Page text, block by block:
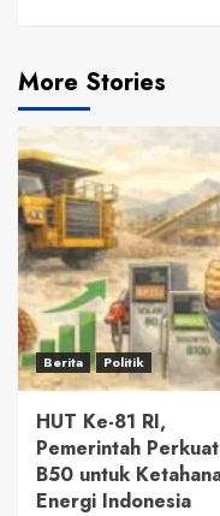
More Stories
Berita Politik
HUT Ke-81 RI,
Pemerintah Perkuat
B50 untuk
Energi Indonesia